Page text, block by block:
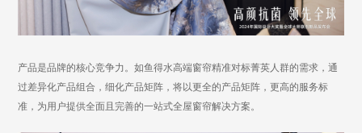
产品是品牌的核心竞争力。如鱼得水高端窗帘精准对标菁英人群的需求，通
过差异化产品组合，细化产品矩阵，将以更全的产品矩阵，更高的服务标
准，为用户提供全面且完善的一站式全屋窗帘解决方案。